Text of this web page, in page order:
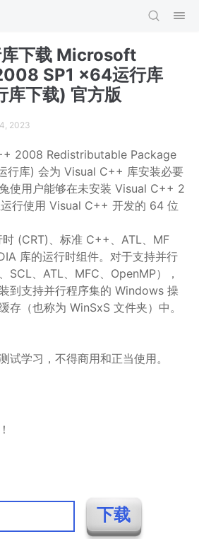
下载 Microsoft
SP1 x64运行库
下载) 官方版
2023
2008 Redistributable Package
行库) 会为 Visual C++ 库安装必要
使用户能够在未安装 Visual C++ 2
行使用 Visual C++ 开发的 64 位
(CRT)、标准 C++、ATL、MF
库的运行时组件。对于支持并行
SCL、ATL、MFC、OpenMP），
到支持并行程序集的 Windows 操
存（也称为 WinSxS 文件夹）中。
试学习，不得商用和正当使用。